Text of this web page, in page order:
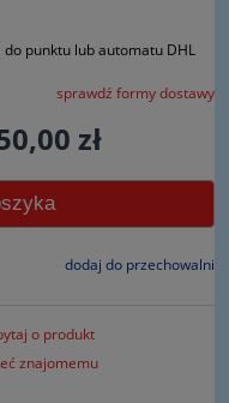
punktu lub automatu DHL
płatnościsprawdź formy dostawy
zł
dodaj do przechowalni
o produkt
znajomemu